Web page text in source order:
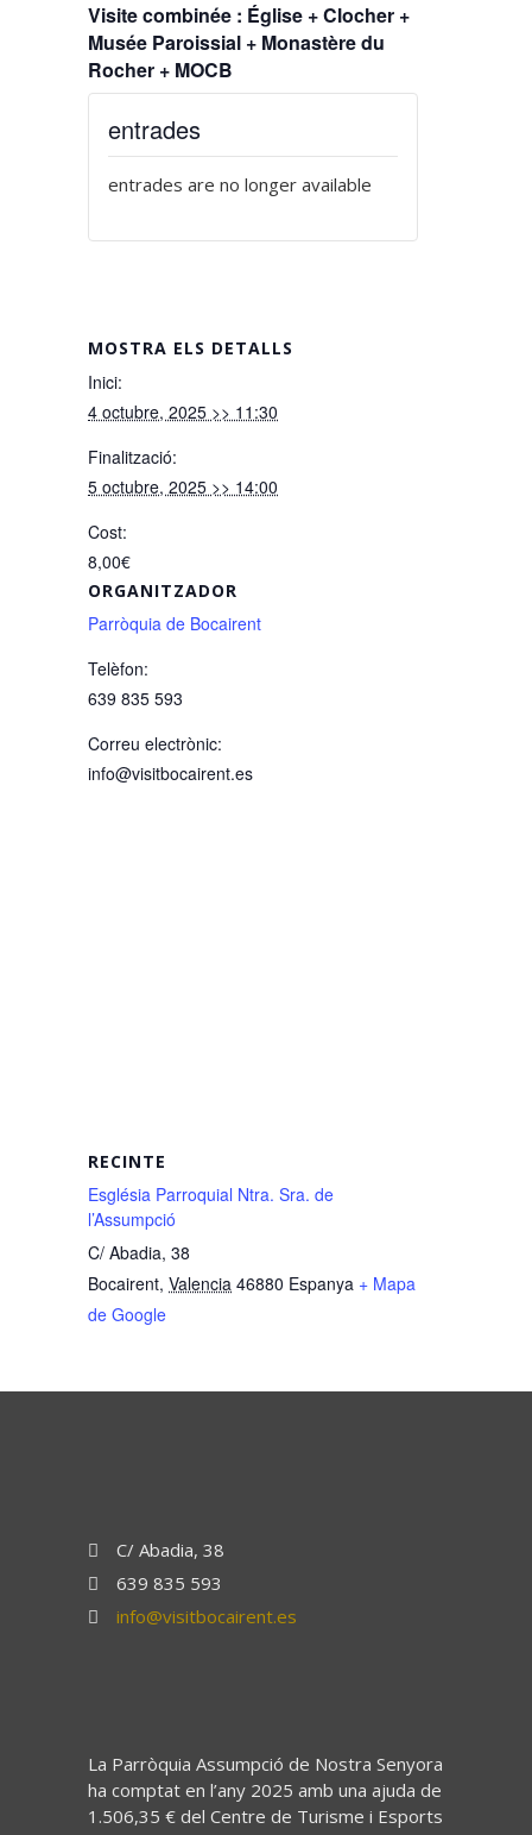
Visite combinée : Église + Clocher +
Musée Paroissial + Monastère du
Rocher + MOCB
MOSTRA ELS DETALLS
Inici:
4 octubre, 2025 >> 11:30
Finalització:
5 octubre, 2025 >> 14:00
Cost:
8,00€
ORGANITZADOR
Parròquia de Bocairent
Telèfon:
639 835 593
Correu electrònic:
info@visitbocairent.es
RECINTE
Església Parroquial Ntra. Sra. de
l’Assumpció
C/ Abadia, 38
Bocairent, Valencia 46880 Espanya + Mapa
de Google
entrades
entrades are no longer available
C/ Abadia, 38
639 835 593
info@visitbocairent.es
La Parròquia Assumpció de Nostra Senyora
ha comptat en l’any 2025 amb una ajuda de
1.506,35 € del Centre de Turisme i Esports